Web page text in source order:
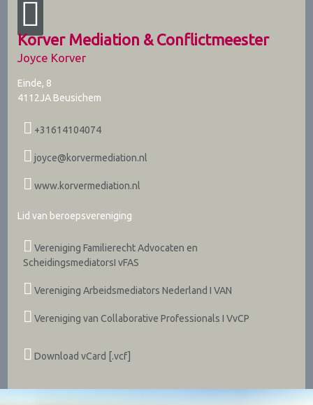
Korver Mediation & Conflictmeester
Joyce Korver
Einde, 8
4112JA Beusichem
+31614104074
joyce@korvermediation.nl
www.korvermediation.nl
Lid van beroepsvereniging
Vereniging Familierecht Advocaten en
ScheidingsmediatorsI vFAS
Vereniging Arbeidsmediators Nederland I VAN
Vereniging van Collaborative Professionals I VvCP
Download vCard [.vcf]